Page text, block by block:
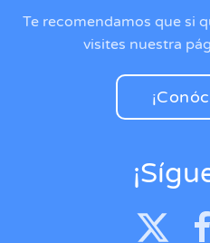
Te recomendamos que si
visites nuestra